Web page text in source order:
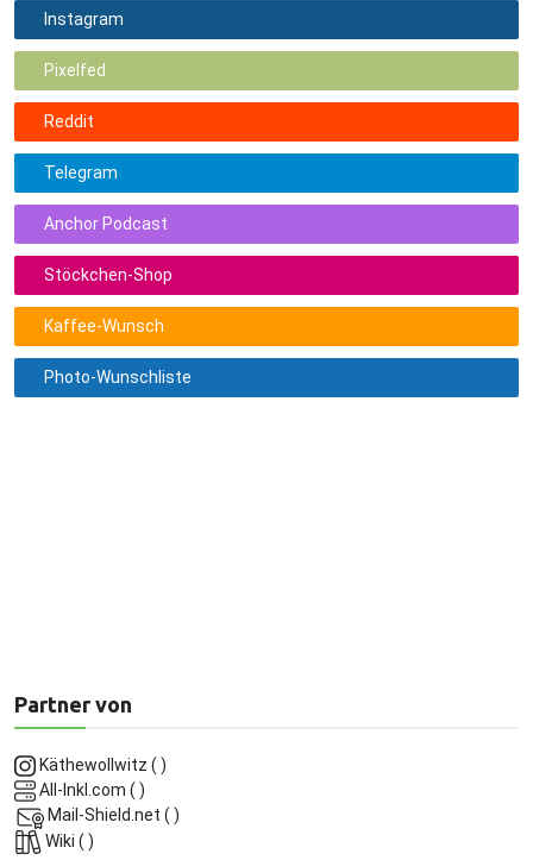
Instagram
Pixelfed
Reddit
Telegram
Anchor Podcast
Stöckchen-Shop
Kaffee-Wunsch
Photo-Wunschliste
Partner von
Käthewollwitz ( )
All-Inkl.com ( )
Mail-Shield.net ( )
Wiki ( )